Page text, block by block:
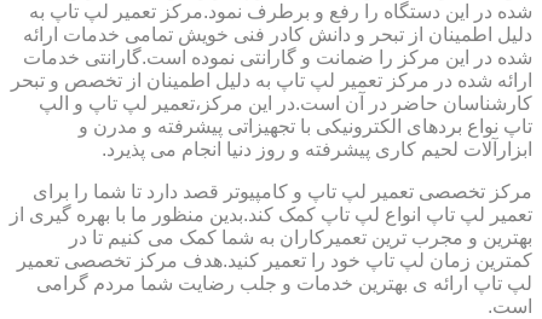
شده در این دستگاه را رفع و برطرف نمود.مرکز تعمیر لپ تاپ به
دلیل اطمینان از تبحر و دانش کادر فنی خویش تمامی خدمات ارائه
شده در این مرکز را ضمانت و گارانتی نموده است.گارانتی خدمات
ارائه شده در مرکز تعمیر لپ تاپ به دلیل اطمینان از تخصص و تبحر
کارشناسان حاضر در آن است.در این مرکز،تعمیر لپ تاپ و الپ
تاپ نواع بردهای الکترونیکی با تجهیزاتی پیشرفته و مدرن و
ابزارآلات لحیم کاری پیشرفته و روز دنیا انجام می پذیرد.
مرکز تخصصی تعمیر لپ تاپ و کامپیوتر قصد دارد تا شما را برای
تعمیر لپ تاپ انواع لپ تاپ کمک کند.بدین منظور ما با بهره گیری از
بهترین و مجرب ترین تعمیرکاران به شما کمک می کنیم تا در
کمترین زمان لپ تاپ خود را تعمیر کنید.هدف مرکز تخصصی تعمیر
لپ تاپ ارائه ی بهترین خدمات و جلب رضایت شما مردم گرامی
است.